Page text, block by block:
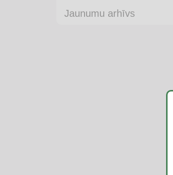
Jaunumu arhīvs